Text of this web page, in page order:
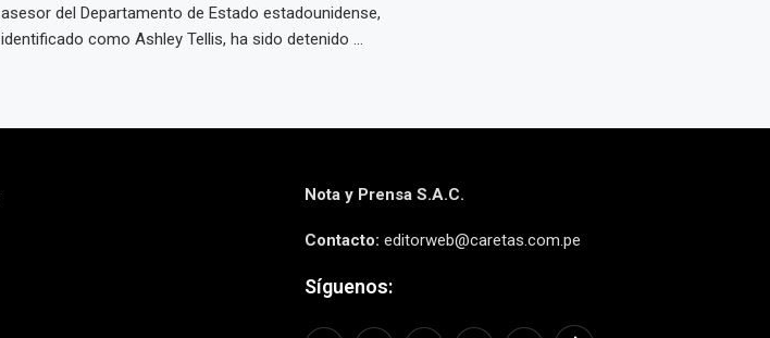
asesor del Departamento de Estado estadounidense,
identificado como Ashley Tellis, ha sido detenido ...
Nota y Prensa S.A.C.
Contacto: editorweb@caretas.com.pe
Síguenos: